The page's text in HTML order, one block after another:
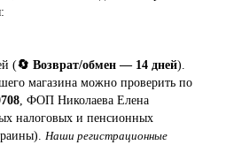
(🔄 Возврат/обмен — 14 дней).
магазина можно проверить по
, ФОП Николаева Елена
налоговых и пенсионных
Наши регистрационные